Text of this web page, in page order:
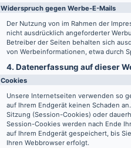
Widerspruch gegen Werbe-E-Mails
Der Nutzung von im Rahmen der
nicht ausdrücklich angeforderter
Betreiber der Seiten behalten sich
von Werbeinformationen, etwa durch
4. Datenerfassung auf dieser
Cookies
Unsere Internetseiten verwenden so
auf Ihrem Endgerät keinen Schaden
Sitzung (Session-Cookies) oder
Session-Cookies werden nach Ende
auf Ihrem Endgerät gespeichert, bis
Ihren Webbrowser erfolgt.